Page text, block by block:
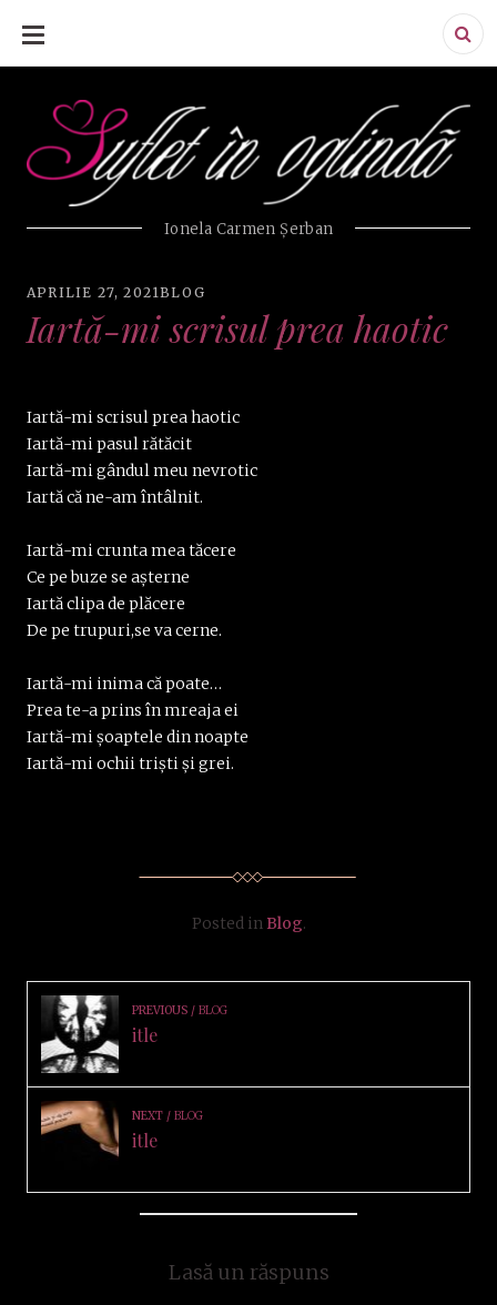
SKIP
CONTENT
Ionela Carmen Şerban
APRILIE 27, 2021BLOG
Iartă-mi scrisul prea haotic
Iartă-mi scrisul prea haotic
Iartă-mi pasul rătăcit
Iartă-mi gândul meu nevrotic
Iartă că ne-am întâlnit.
Iartă-mi crunta mea tăcere
Ce pe buze se aşterne
Iartă clipa de plăcere
De pe trupuri,se va cerne.
Iartă-mi inima că poate…
Prea te-a prins în mreaja ei
Iartă-mi şoaptele din noapte
Iartă-mi ochii trişti şi grei.
Posted in Blog.
PREVIOUS BLOG
itle
NEXT BLOG
itle
Lasă un răspuns